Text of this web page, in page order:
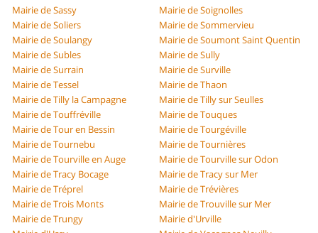
Mairie de Sassy
Mairie de Soignolles
Mairie de Soliers
Mairie de Sommervieu
Mairie de Soulangy
Mairie de Soumont Saint Quentin
Mairie de Subles
Mairie de Sully
Mairie de Surrain
Mairie de Surville
Mairie de Tessel
Mairie de Thaon
Mairie de Tilly la Campagne
Mairie de Tilly sur Seulles
Mairie de Touffréville
Mairie de Touques
Mairie de Tour en Bessin
Mairie de Tourgéville
Mairie de Tournebu
Mairie de Tournières
Mairie de Tourville en Auge
Mairie de Tourville sur Odon
Mairie de Tracy Bocage
Mairie de Tracy sur Mer
Mairie de Tréprel
Mairie de Trévières
Mairie de Trois Monts
Mairie de Trouville sur Mer
Mairie de Trungy
Mairie d'Urville